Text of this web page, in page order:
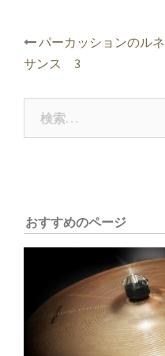
投
稿
ナ
シ
パーカッションのルネ
サンス 3
おすすめのページ